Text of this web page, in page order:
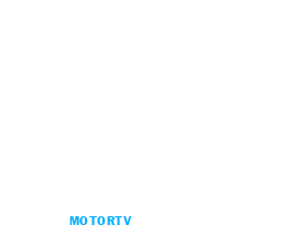
MOTORTV